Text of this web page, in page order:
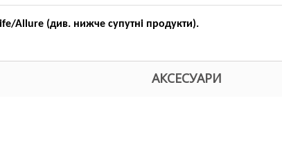
Allure (див. нижче супутні продукти).
АКСЕСУАРИ